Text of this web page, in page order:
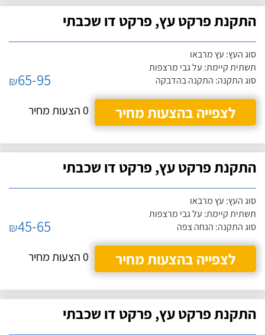
התקנת פרקט עץ, פרקט דו שכבתי
סוג העץ: עץ מרבאו
תשתית קיימת: על גבי מרצפות
סוג התקנה: התקנה בהדבקה
₪65-95
לצפייה בהצעות מחיר
0 הצעות מחיר
התקנת פרקט עץ, פרקט דו שכבתי
סוג העץ: עץ מרבאו
תשתית קיימת: על גבי מרצפות
סוג התקנה: הנחה צפה
₪45-65
לצפייה בהצעות מחיר
0 הצעות מחיר
התקנת פרקט עץ, פרקט דו שכבתי